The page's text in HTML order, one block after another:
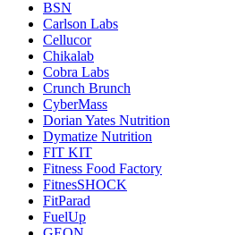
BSN
Carlson Labs
Cellucor
Chikalab
Cobra Labs
Crunch Brunch
CyberMass
Dorian Yates Nutrition
Dymatize Nutrition
FIT KIT
Fitness Food Factory
FitnesSHOCK
FitParad
FuelUp